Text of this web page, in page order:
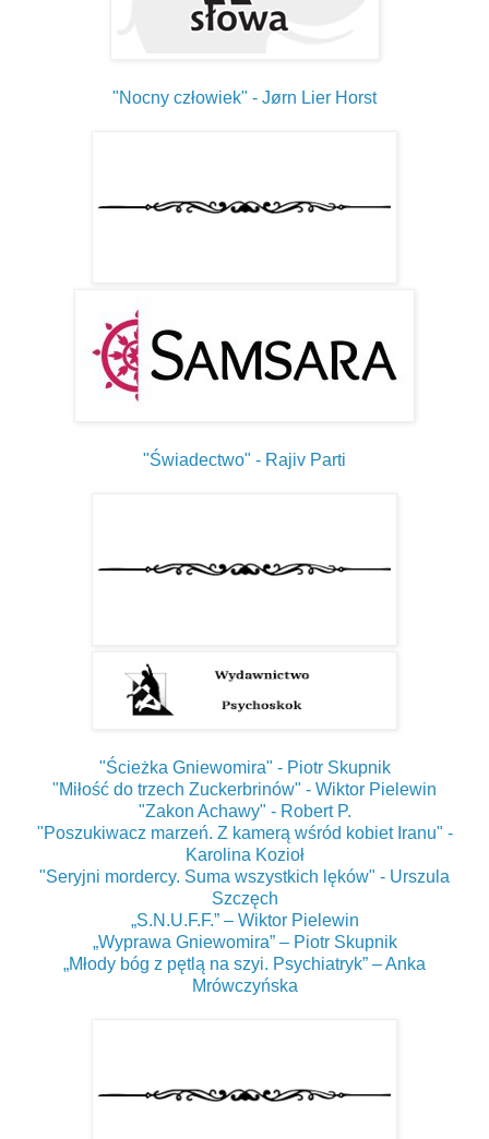
"Nocny człowiek" - Jørn Lier Horst
"Świadectwo" - Rajiv Parti
"Ścieżka Gniewomira" - Piotr Skupnik
"Miłość do trzech Zuckerbrinów" - Wiktor Pielewin
"Zakon Achawy" - Robert P.
"Poszukiwacz marzeń. Z kamerą wśród kobiet Iranu" -
Karolina Kozioł
"Seryjni mordercy. Suma wszystkich lęków" - Urszula
Szczęch
„S.N.U.F.F.” – Wiktor Pielewin
„Wyprawa Gniewomira” – Piotr Skupnik
„Młody bóg z pętlą na szyi. Psychiatryk” – Anka
Mrówczyńska